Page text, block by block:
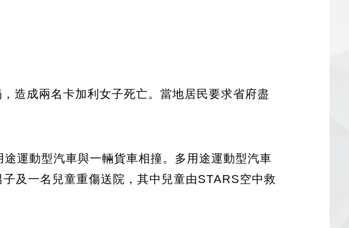
造成兩名卡加利女子死亡。當地居民要求省府盡
運動型汽車與一輛貨車相撞。多用途運動型汽車
及一名兒童重傷送院，其中兒童由STARS空中救